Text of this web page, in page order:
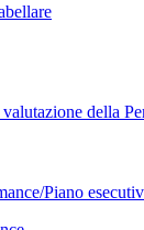
della
Piano